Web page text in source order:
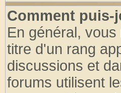
Comment puis-
En général,
titre d'un rang
discussions et
forums utilisent